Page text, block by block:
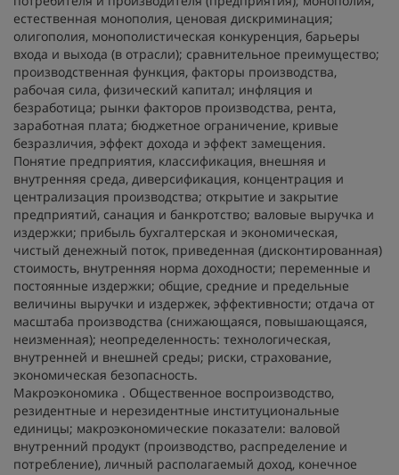
естественная монополия, ценовая дискриминация;
олигополия, монополистическая конкуренция, барьеры
входа и выхода (в отрасли); сравнительное преимущество;
производственная функция, факторы производства,
рабочая сила, физический капитал; инфляция и
безработица; рынки факторов производства, рента,
заработная плата; бюджетное ограничение, кривые
безразличия, эффект дохода и эффект замещения.
Понятие предприятия, классификация, внешняя и
внутренняя среда, диверсификация, концентрация и
централизация производства; открытие и закрытие
предприятий, санация и банкротство; валовые выручка и
издержки; прибыль бухгалтерская и экономическая,
чистый денежный поток, приведенная (дисконтированная)
стоимость, внутренняя норма доходности; переменные и
постоянные издержки; общие, средние и предельные
величины выручки и издержек, эффективности; отдача от
масштаба производства (снижающаяся, повышающаяся,
неизменная); неопределенность: технологическая,
внутренней и внешней среды; риски, страхование,
экономическая безопасность.
Макроэкономика . Общественное воспроизводство,
резидентные и нерезидентные институциональные
единицы; макроэкономические показатели: валовой
внутренний продукт (производство, распределение и
потребление), личный располагаемый доход, конечное